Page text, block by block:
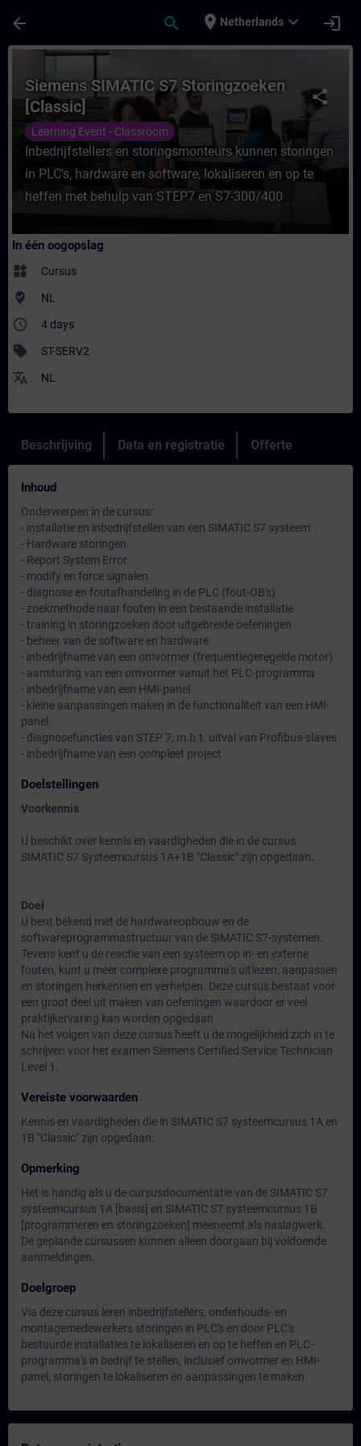
arrow_back search place Netherlands expand_more login
Cursus - Siemens SIMATIC S7
share
Siemens SIMATIC S7 Storingzoeken
[Classic]
Learning Event - Classroom
Inbedrijfstellers en storingsmonteurs kunnen storingen
in PLC's, hardware en software, lokaliseren en op te
heffen met behulp van STEP7 en S7-300/400
In één oogopslag
widgets Cursus
where_to_vote NL
access_time 4 days
sell ST-SERV2
translate NL
Beschrijving Data en registratie Offerte
Inhoud
Onderwerpen in de cursus:
- installatie en inbedrijfstellen van een SIMATIC S7 systeem
- Hardware storingen
- Report System Error
- modify en force signalen
- diagnose en foutafhandeling in de PLC (fout-OB's)
- zoekmethode naar fouten in een bestaande installatie
- training in storingzoeken door uitgebreide oefeningen
- beheer van de software en hardware
- inbedrijfname van een omvormer (frequentiegeregelde motor)
- aansturing van een omvormer vanuit het PLC-programma
- inbedrijfname van een HMI-panel
- kleine aanpassingen maken in de functionaliteit van een HMI-
panel
- diagnosefuncties van STEP 7, m.b.t. uitval van Profibus-slaves
- inbedrijfname van een compleet project
Doelstellingen
Voorkennis
U beschikt over kennis en vaardigheden die in de cursus
SIMATIC S7 Systeemcursus 1A+1B "Classic" zijn opgedaan.
Doel
U bent bekend met de hardwareopbouw en de
softwareprogrammastructuur van de SIMATIC S7-systemen.
Tevens kent u de reactie van een systeem op in- en externe
fouten, kunt u meer complexe programma's uitlezen, aanpassen
en storingen herkennen en verhelpen. Deze cursus bestaat voor
een groot deel uit maken van oefeningen waardoor er veel
praktijkervaring kan worden opgedaan.
Na het volgen van deze cursus heeft u de mogelijkheid zich in te
schrijven voor het examen Siemens Certified Service Technician
Level 1.
Vereiste voorwaarden
Kennis en vaardigheden die in SIMATIC S7 systeemcursus 1A en
1B "Classic" zijn opgedaan.
Opmerking
Het is handig als u de cursusdocumentatie van de SIMATIC S7
systeemcursus 1A [basis] en SIMATIC S7 systeemcursus 1B
[programmeren en storingzoeken] meeneemt als naslagwerk.
De geplande cursussen kunnen alleen doorgaan bij voldoende
aanmeldingen.
Doelgroep
Via deze cursus leren inbedrijfstellers, onderhouds- en
montagemedewerkers storingen in PLC's en door PLC's
bestuurde installaties te lokaliseren en op te heffen en PLC-
programma's in bedrijf te stellen, inclusief omvormer en HMI-
panel, storingen te lokaliseren en aanpassingen te maken.